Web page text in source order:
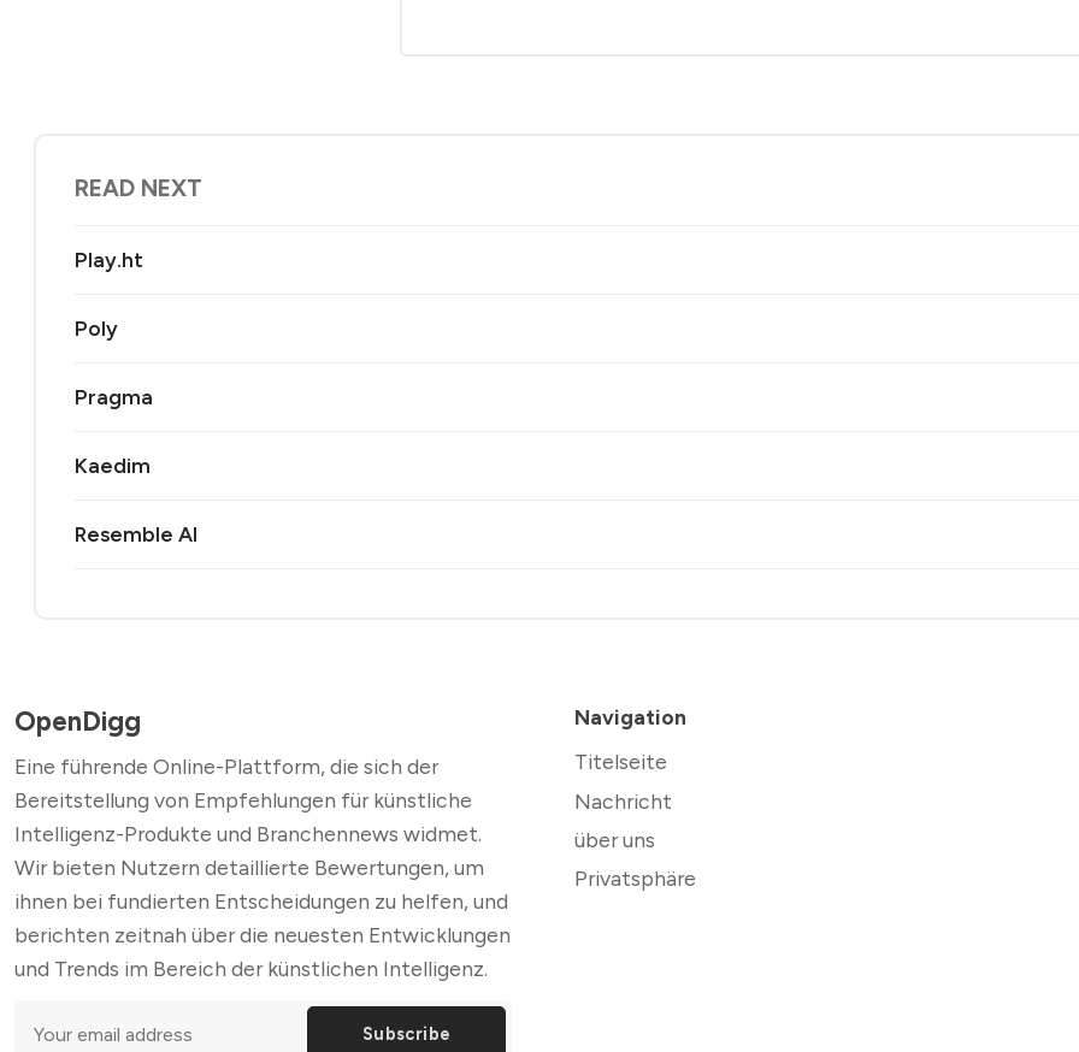
READ NEXT
Play.ht
Poly
Pragma
Kaedim
Resemble AI
OpenDigg
Eine führende Online-Plattform, die sich der
Bereitstellung von Empfehlungen für künstliche
Intelligenz-Produkte und Branchennews widmet.
Wir bieten Nutzern detaillierte Bewertungen, um
ihnen bei fundierten Entscheidungen zu helfen, und
berichten zeitnah über die neuesten Entwicklungen
und Trends im Bereich der künstlichen Intelligenz.
Subscribe
Navigation
Titelseite
Nachricht
über uns
Privatsphäre